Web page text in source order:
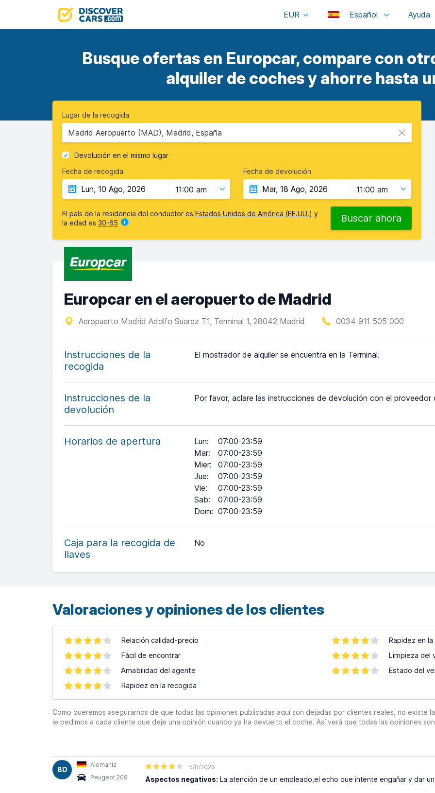
EUR Español
Busque ofertas en Europcar, compare con
alquiler de coches y ahorre hasta
Lugar de la recogida
Madrid Aeropuerto (MAD), Madrid, España
Devolución en el mismo lugar
Fecha de recogida
11:00 am
Fecha de devolución
11:00 am
El país de la residencia del conductor es Estados Unidos de América (EE.UU.) y
la edad es 30-65 Buscar ahora
Europcar en el aeropuerto de Madrid
Aeropuerto Madrid Adolfo Suarez T1, Terminal 1, 28042 Madrid 0034 911 505 000
Instrucciones de la
recogida
El mostrador de alquiler se encuentra en la Terminal.
Instrucciones de la
devolución
Por favor, aclare las instrucciones de devolución con el
Horarios de apertura Lun:
07:00-23:59
Mar:
07:00-23:59
Mier:
07:00-23:59
Jue:
07:00-23:59
Vie:
07:00-23:59
Sab:
07:00-23:59
Dom: 07:00-23:59
Caja para la recogida de
llaves
No
Valoraciones y opiniones de los clientes
Relación calidad-precio
Fácil de encontrar
Amabilidad del agente
Rapidez en la recogida
Rapidez en
Limpieza del
Estado del
Como queremos asegurarnos de que todas las opiniones publicadas aquí son dejadas por clientes reales, no existe
le pedimos a cada cliente que deje una opinión cuando ya ha devuelto el coche. Así verá que todas las opiniones
BD
Alemania
Peugeot 208
5/8/2026
Aspectos negativos: La atención de un empleado,el echo que intente engañar y dar